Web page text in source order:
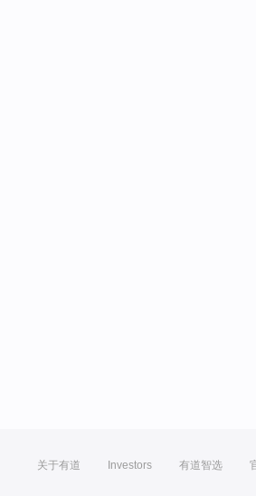
关于有道 Investors 有道智选